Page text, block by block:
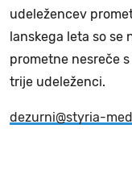
udeležencev
lanskega leta so se
prometne nesreče
trije udeleženci.
dezurni@styria-